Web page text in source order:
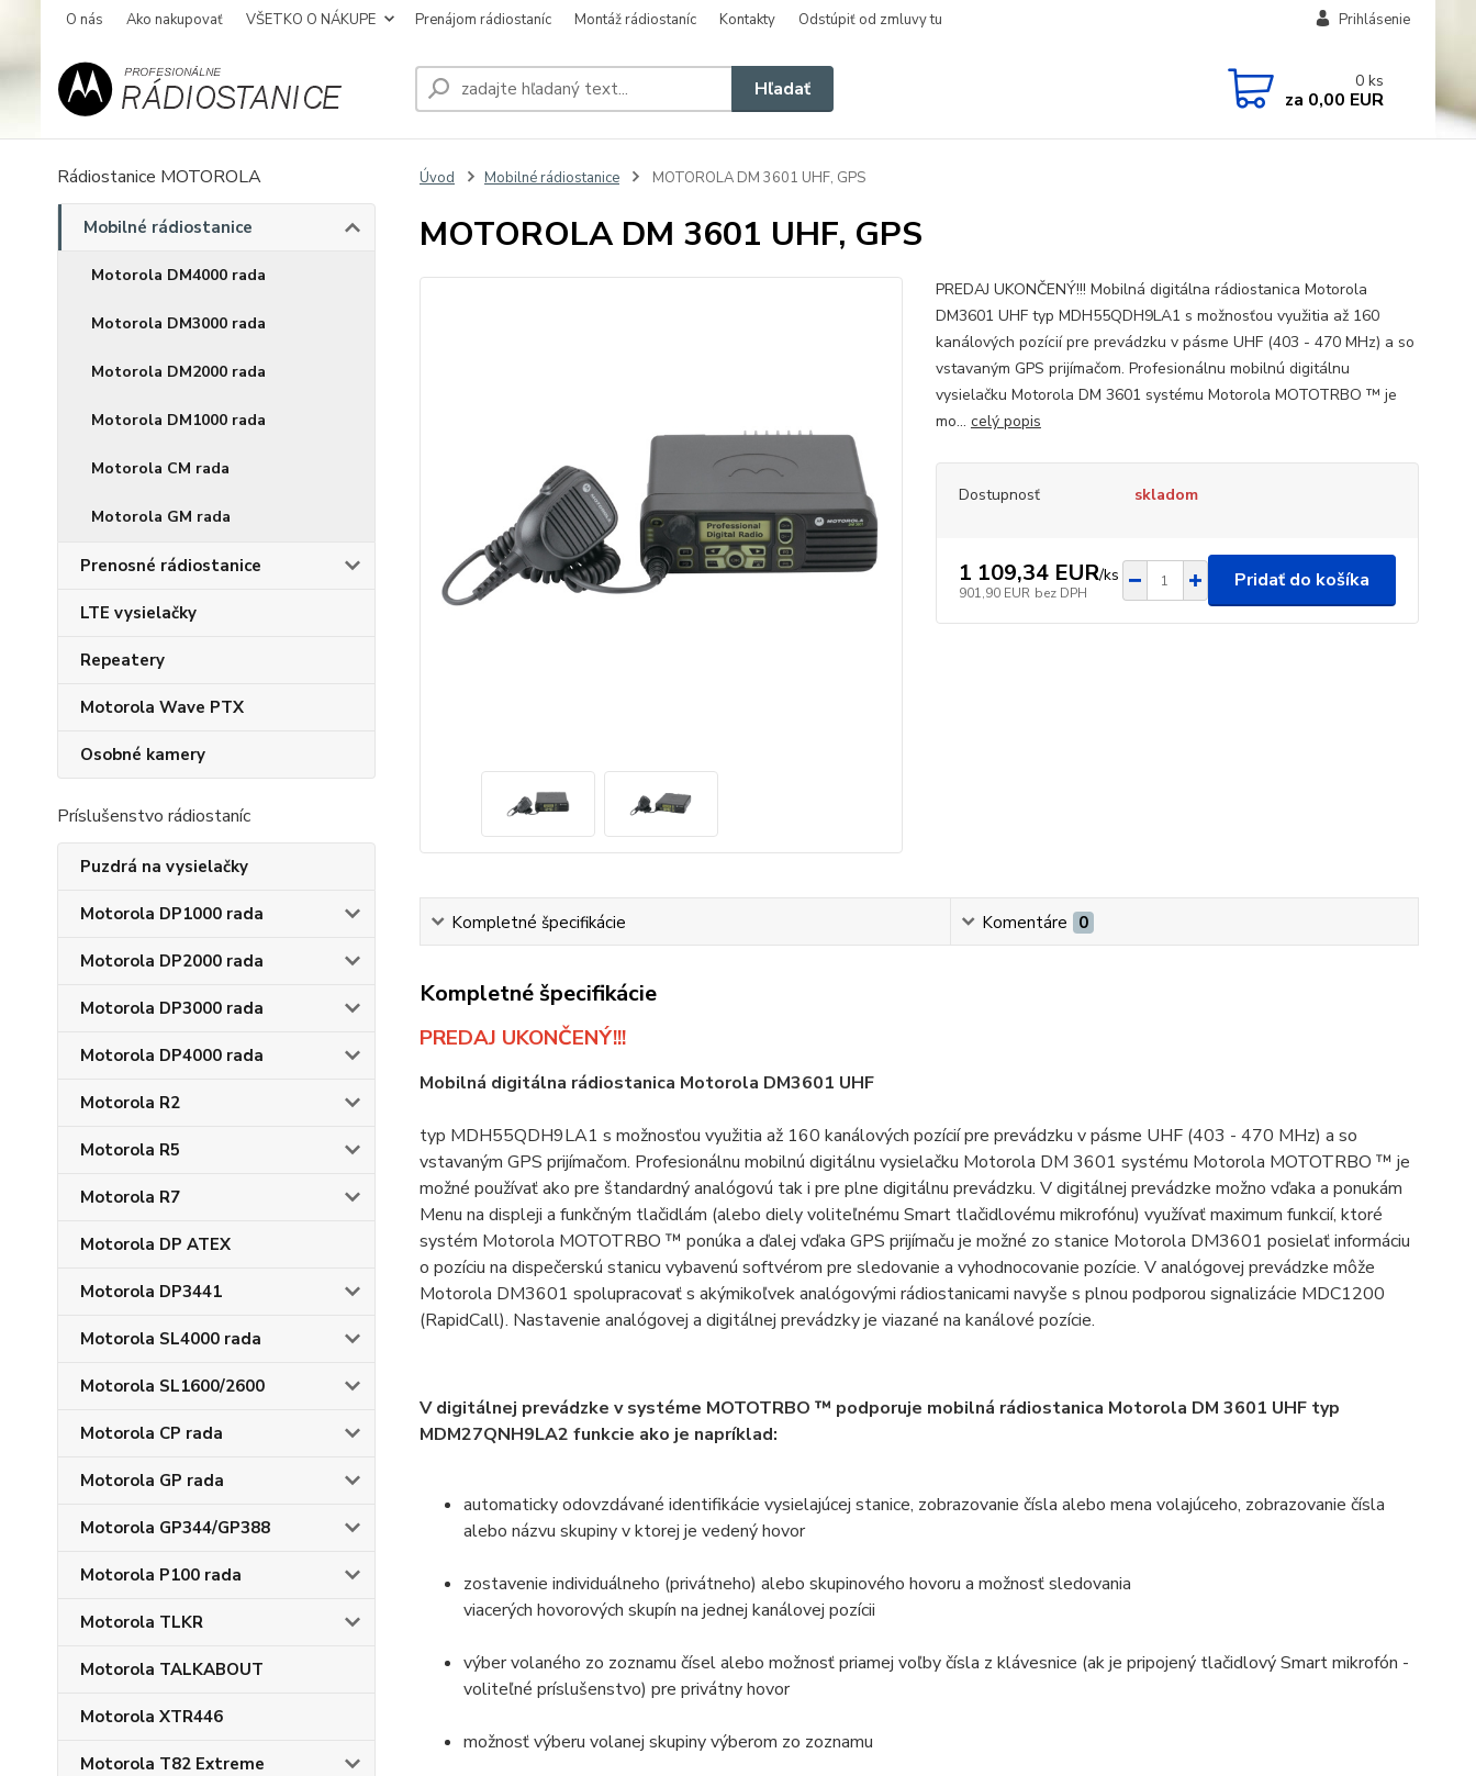
O nás Ako nakupovať VŠETKO O NÁKUPE Prenájom rádiostaníc Montáž rádiostaníc Kontakty Odstúpiť od zmluvy tu Prihlásenie
Hľadať 0 ks
za 0,00 EUR
Rádiostanice MOTOROLA
Mobilné rádiostanice
Motorola DM4000 rada
Motorola DM3000 rada
Motorola DM2000 rada
Motorola DM1000 rada
Motorola CM rada
Motorola GM rada
Prenosné rádiostanice
LTE vysielačky
Repeatery
Motorola Wave PTX
Osobné kamery
Príslušenstvo rádiostaníc
Puzdrá na vysielačky
Motorola DP1000 rada
Motorola DP2000 rada
Motorola DP3000 rada
Motorola DP4000 rada
Motorola R2
Motorola R5
Motorola R7
Motorola DP ATEX
Motorola DP3441
Motorola SL4000 rada
Motorola SL1600/2600
Motorola CP rada
Motorola GP rada
Motorola GP344/GP388
Motorola P100 rada
Motorola TLKR
Motorola TALKABOUT
Motorola XTR446
Motorola T82 Extreme
Úvod Mobilné rádiostanice MOTOROLA DM 3601 UHF, GPS
MOTOROLA DM 3601 UHF, GPS
PREDAJ UKONČENÝ!!! Mobilná digitálna rádiostanica Motorola
DM3601 UHF typ MDH55QDH9LA1 s možnosťou využitia až 160
kanálových pozícií pre prevádzku v pásme UHF (403 - 470 MHz) a so
vstavaným GPS prijímačom. Profesionálnu mobilnú digitálnu
vysielačku Motorola DM 3601 systému Motorola MOTOTRBO ™ je
mo... celý popis
Dostupnosť skladom
1 109,34 EUR/ks
901,90 EUR bez DPH
Pridať do košíka
Kompletné špecifikácie Komentáre 0
Kompletné špecifikácie
PREDAJ UKONČENÝ!!!
Mobilná digitálna rádiostanica Motorola DM3601 UHF
typ MDH55QDH9LA1 s možnosťou využitia až 160 kanálových pozícií pre prevádzku v pásme UHF (403 - 470 MHz) a so
vstavaným GPS prijímačom. Profesionálnu mobilnú digitálnu vysielačku Motorola DM 3601 systému Motorola MOTOTRBO ™ je
možné používať ako pre štandardný analógovú tak i pre plne digitálnu prevádzku. V digitálnej prevádzke možno vďaka a ponukám
Menu na displeji a funkčným tlačidlám (alebo diely voliteľnému Smart tlačidlovému mikrofónu) využívať maximum funkcií, ktoré
systém Motorola MOTOTRBO ™ ponúka a ďalej vďaka GPS prijímaču je možné zo stanice Motorola DM3601 posielať informáciu
o pozíciu na dispečerskú stanicu vybavenú softvérom pre sledovanie a vyhodnocovanie pozície. V analógovej prevádzke môže
Motorola DM3601 spolupracovať s akýmikoľvek analógovými rádiostanicami navyše s plnou podporou signalizácie MDC1200
(RapidCall). Nastavenie analógovej a digitálnej prevádzky je viazané na kanálové pozície.
V digitálnej prevádzke v systéme MOTOTRBO ™ podporuje mobilná rádiostanica Motorola DM 3601 UHF typ
MDM27QNH9LA2 funkcie ako je napríklad:
automaticky odovzdávané identifikácie vysielajúcej stanice, zobrazovanie čísla alebo mena volajúceho, zobrazovanie čísla
alebo názvu skupiny v ktorej je vedený hovor
zostavenie individuálneho (privátneho) alebo skupinového hovoru a možnosť sledovania
viacerých hovorových skupín na jednej kanálovej pozícii
výber volaného zo zoznamu čísel alebo možnosť priamej voľby čísla z klávesnice (ak je pripojený tlačidlový Smart mikrofón -
voliteľné príslušenstvo) pre privátny hovor
možnosť výberu volanej skupiny výberom zo zoznamu